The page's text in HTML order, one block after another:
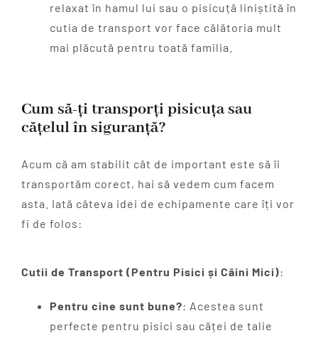
relaxat în hamul lui sau o pisicuță liniștită în
cutia de transport vor face călătoria mult
mai plăcută pentru toată familia.
Cum să-ți transporți pisicuța sau
cățelul în siguranță?
Acum că am stabilit cât de important este să îi
transportăm corect, hai să vedem cum facem
asta. Iată câteva idei de echipamente care îți vor
fi de folos:
Cutii de Transport (Pentru Pisici și Câini Mici):
Pentru cine sunt bune?: Acestea sunt
perfecte pentru pisici sau căței de talie